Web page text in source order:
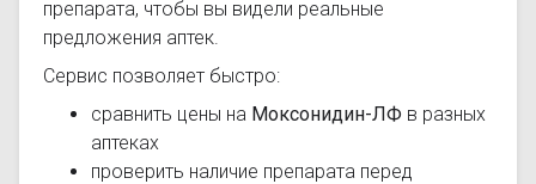
препарата, чтобы вы видели реальные
предложения аптек.
Сервис позволяет быстро:
сравнить цены на Моксонидин-ЛФ в разных
аптеках
проверить наличие препарата перед